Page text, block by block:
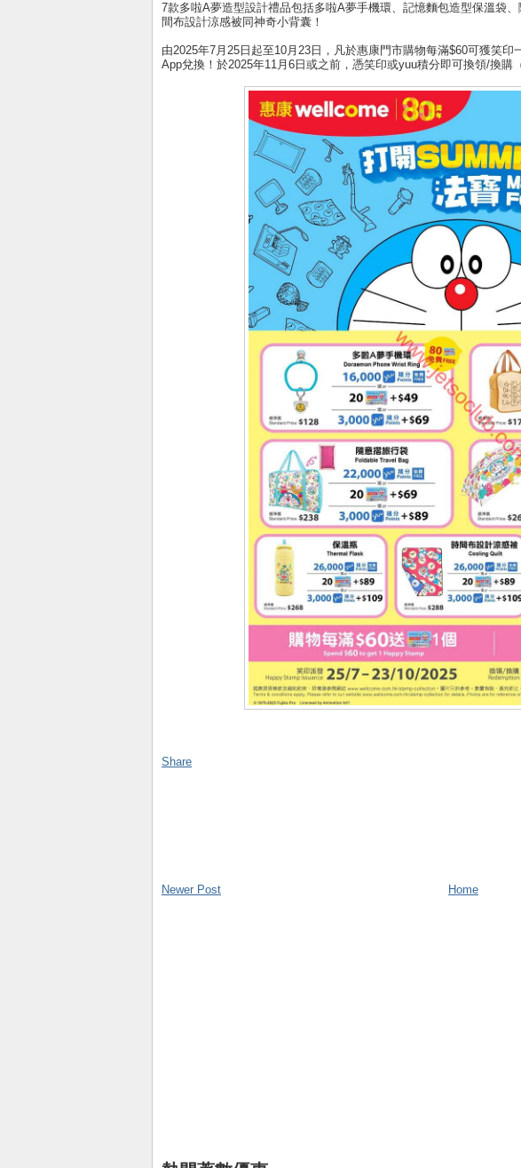
7款多啦A夢造型設計禮品包括多啦A夢手機環、記憶麵包造型保溫袋
間布設計涼感被同神奇小背囊！
由2025年7月25日起至10月23日，凡於惠康門市購物每滿$60可獲笑
App兌換！於2025年11月6日或之前，憑笑印或yuu積分即可換領/換購
Share
Newer Post Home